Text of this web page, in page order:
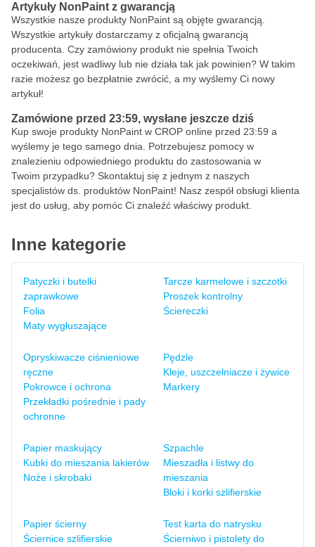
Artykuły NonPaint z gwarancją
Wszystkie nasze produkty NonPaint są objęte gwarancją.
Wszystkie artykuły dostarczamy z oficjalną gwarancją
producenta. Czy zamówiony produkt nie spełnia Twoich
oczekiwań, jest wadliwy lub nie działa tak jak powinien? W takim
razie możesz go bezpłatnie zwrócić, a my wyślemy Ci nowy
artykuł!
Zamówione przed 23:59, wysłane jeszcze dziś
Kup swoje produkty NonPaint w CROP online przed 23:59 a
wyślemy je tego samego dnia. Potrzebujesz pomocy w
znalezieniu odpowiedniego produktu do zastosowania w
Twoim przypadku? Skontaktuj się z jednym z naszych
specjalistów ds. produktów NonPaint! Nasz zespół obsługi klienta
jest do usług, aby pomóc Ci znaleźć właściwy produkt.
Inne kategorie
Patyczki i butelki
zaprawkowe
Folia
Maty wygłuszające
Tarcze karmelowe i szczotki
Proszek kontrolny
Ściereczki
Opryskiwacze ciśnieniowe
ręczne
Pokrowce i ochrona
Przekładki pośrednie i pady
ochronne
Pędzle
Kleje, uszczelniacze i żywice
Markery
Papier maskujący
Kubki do mieszania lakierów
Noże i skrobaki
Szpachle
Mieszadła i listwy do
mieszania
Bloki i korki szlifierskie
Papier ścierny
Ściernice szlifierskie
Test karta do natrysku
Ścierniwo i pistolety do